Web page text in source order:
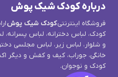
درباره کودک شیک پوش
فروشگاه اینترنتیکودک شیک پوش
کودک، لباس دخترانه، لباس
و شلوار، لباس زیر، لباس مجلسی
خانگی، جوراب، کیف و کفش و دیگر
کودک و نوجوان.